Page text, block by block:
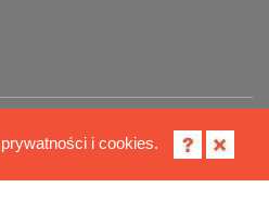
Polityka cookies
i cookies.